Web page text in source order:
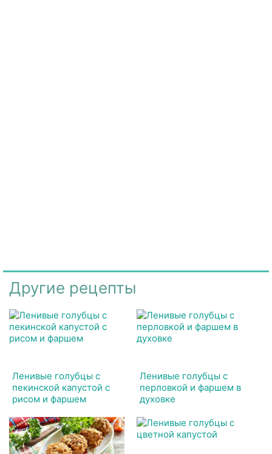
Другие рецепты
Ленивые голубцы с
пекинской капустой с
рисом и фаршем
Ленивые голубцы с
перловкой и фаршем в
духовке